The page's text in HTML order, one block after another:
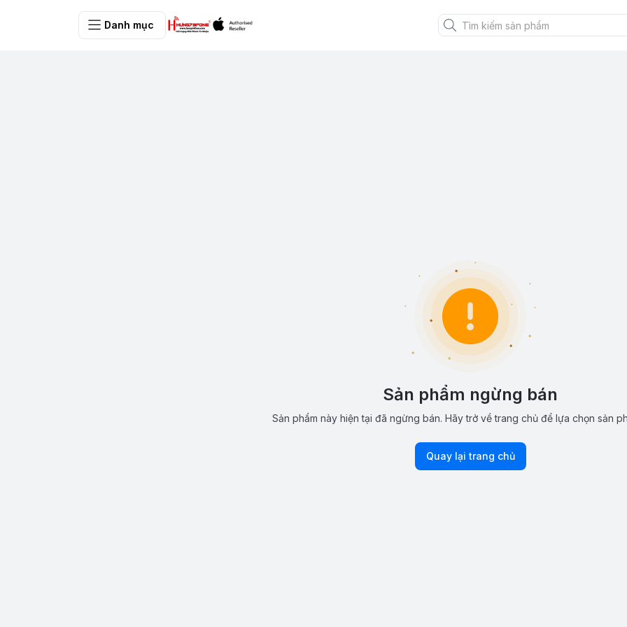
Danh mục
Sản phẩm ngừng bán
Sản phẩm này hiện tại đã ngừng bán. Hãy trở về trang chủ để lựa chọn sản
Quay lại trang chủ